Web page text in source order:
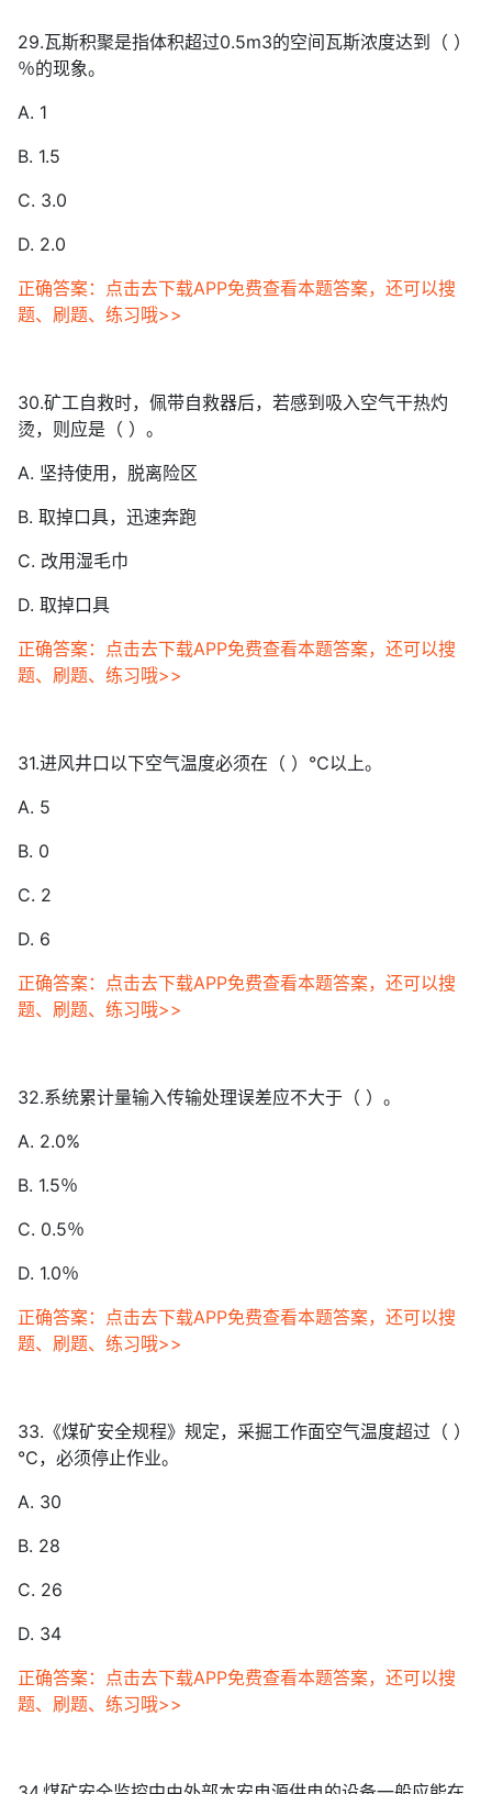
29.瓦斯积聚是指体积超过0.5m3的空间瓦斯浓度达到（ ）
％的现象。
A. 1
B. 1.5
C. 3.0
D. 2.0
正确答案：点击去下载APP免费查看本题答案，还可以搜
题、刷题、练习哦>>
30.矿工自救时，佩带自救器后，若感到吸入空气干热灼
烫，则应是（ ）。
A. 坚持使用，脱离险区
B. 取掉口具，迅速奔跑
C. 改用湿毛巾
D. 取掉口具
正确答案：点击去下载APP免费查看本题答案，还可以搜
题、刷题、练习哦>>
31.进风井口以下空气温度必须在（ ）℃以上。
A. 5
B. 0
C. 2
D. 6
正确答案：点击去下载APP免费查看本题答案，还可以搜
题、刷题、练习哦>>
32.系统累计量输入传输处理误差应不大于（ ）。
A. 2.0%
B. 1.5％
C. 0.5％
D. 1.0％
正确答案：点击去下载APP免费查看本题答案，还可以搜
题、刷题、练习哦>>
33.《煤矿安全规程》规定，采掘工作面空气温度超过（ ）
℃，必须停止作业。
A. 30
B. 28
C. 26
D. 34
正确答案：点击去下载APP免费查看本题答案，还可以搜
题、刷题、练习哦>>